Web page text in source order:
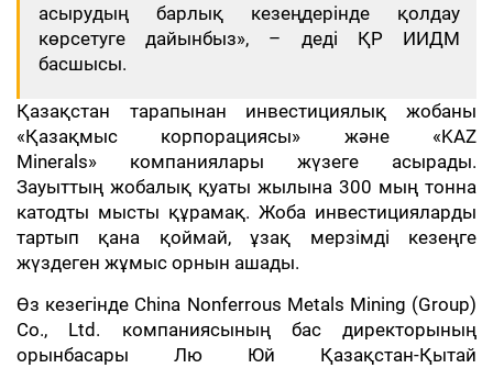
асырудың барлық кезеңдерінде қолдау
көрсетуге дайынбыз», – деді ҚР ИИДМ
басшысы.
Қазақстан тарапынан инвестициялық жобаны
«Қазақмыс корпорациясы» және «KAZ
Minerals» компаниялары жүзеге асырады.
Зауыттың жобалық қуаты жылына 300 мың тонна
катодты мысты құрамақ. Жоба инвестицияларды
тартып қана қоймай, ұзақ мерзімді кезеңге
жүздеген жұмыс орнын ашады.
Өз кезегінде China Nonferrous Metals Mining (Group)
Co., Ltd. компаниясының бас директорының
орынбасары Лю Юй Қазақстан-Қытай